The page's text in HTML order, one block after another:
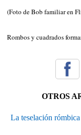
(Foto de Bob familiar en
Rombos y cuadrados
OTROS
La teselación